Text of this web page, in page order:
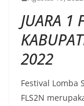
JUARA 1
2022
Festival Lomba
FLS2N